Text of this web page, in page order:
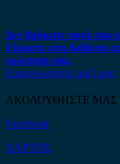
Δεν βρήκατε αυτό που
Είμαστε στη διάθεση
ερώτηση σας.
Επικοινωνήστε μαζί μας
ΑΚΟΛΟΥΘΗΣΤΕ ΜΑΣ
Facebook
ΧΑΡΤΗΣ